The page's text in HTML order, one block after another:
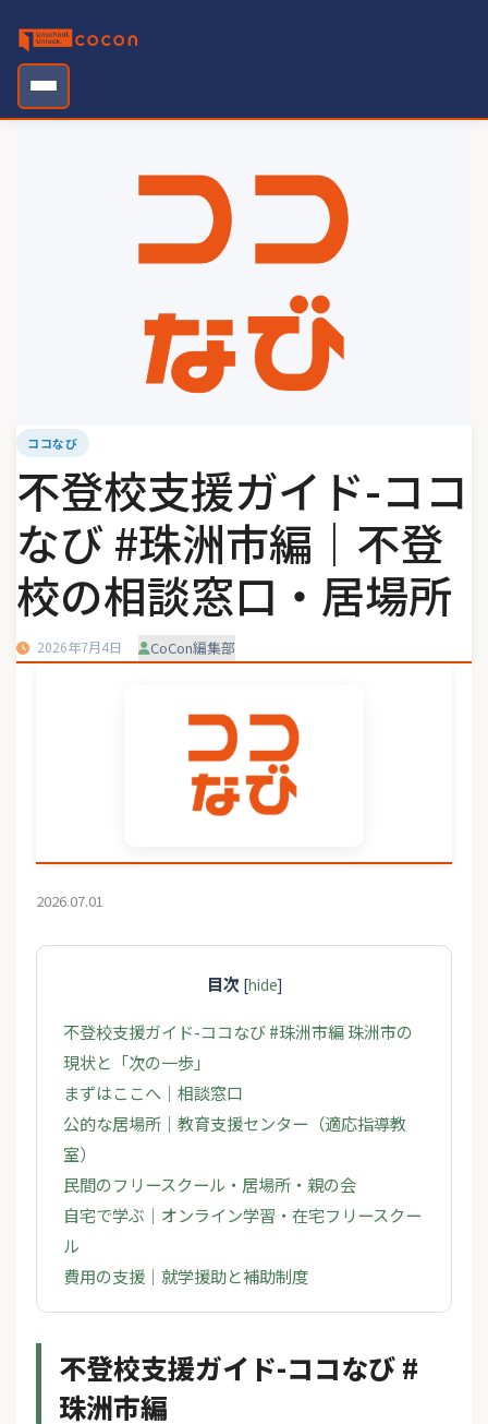
content
ココなび
不登校支援ガイド-ココ
なび #珠洲市編｜不登
校の相談窓口・居場所
2026年7月4日 CoCon編集部
2026.07.01
目次 [hide]
不登校支援ガイド-ココなび #珠洲市編 珠洲市の
現状と「次の一歩」
まずはここへ｜相談窓口
公的な居場所｜教育支援センター（適応指導教
室）
民間のフリースクール・居場所・親の会
自宅で学ぶ｜オンライン学習・在宅フリースクー
ル
費用の支援｜就学援助と補助制度
不登校支援ガイド-ココなび #
珠洲市編